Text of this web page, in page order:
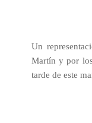
Un
Martín y por
tarde de este